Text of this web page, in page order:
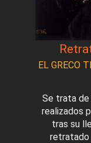
EL GRECO
Se trata de
realizados
tras su
retratado